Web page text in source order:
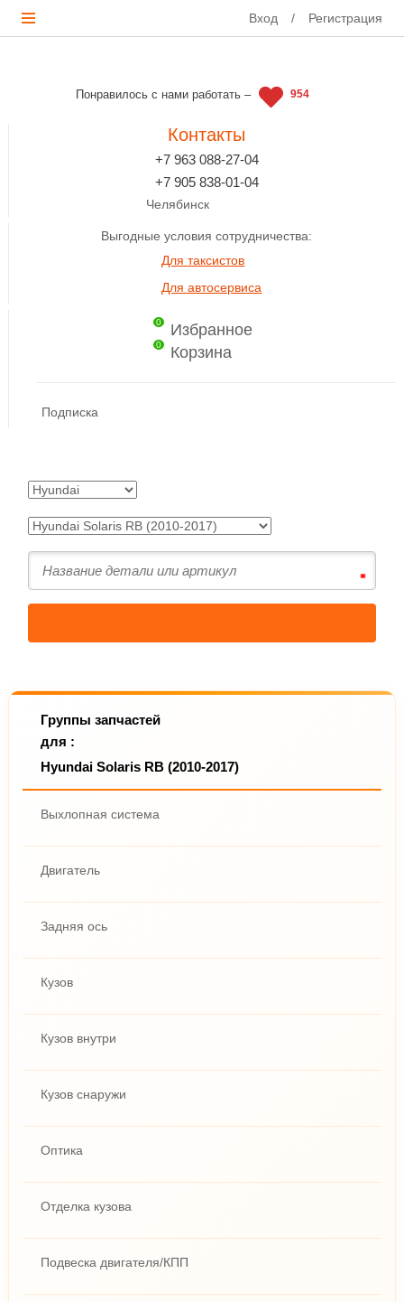
Вход / Регистрация
Понравилось с нами работать – 954
Контакты
+7 963 088-27-04
+7 905 838-01-04
Челябинск
Выгодные условия сотрудничества:
Для таксистов
Для автосервиса
0 Избранное
0 Корзина
Подписка
Группы запчастей
для :
Hyundai Solaris RB (2010-2017)
Выхлопная система
Двигатель
Задняя ось
Кузов
Кузов внутри
Кузов снаружи
Оптика
Отделка кузова
Подвеска двигателя/КПП